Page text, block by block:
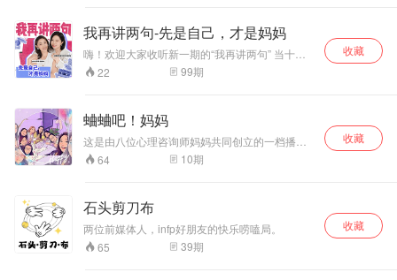
凶手也竟然是3个孩子啊！
——
03:29 这个世界原来真的有坏小孩！从未想过初中生的心思如此
缜密
05:10 荀子的性恶论体现
06:50 五六岁的小女孩推人致死
08:34 因为不想继续玩兔子，所以切掉兔子的四只脚脚
15:47 有些孩子的恶意是与生俱来的，后天的放纵是催化剂，助
我再讲两句-先是自己，才是妈妈
嗨！欢迎大家收听新一期的“我再讲两句” 当十年
老网红成了妈，我们的生活发生了什么天翻地覆
的变化？ 欢迎加入@粉红霏菲 和@精明败家女老
的互联网姐妹~ 怀孕9个月还有马甲线、产后60天
恢复产前身材的霏菲，和用过上千瓶护肤品、写
过上百篇购物指南的老杨，将在这里，和你聊减
肥/护肤，聊职场/成长，聊婚恋/家庭，聊妈妈身
份，也聊社会上大小新鲜事。 我再讲两句，希望
22 99期
收藏
蛐蛐吧！妈妈
这是由八位心理咨询师妈妈共同创立的一档播客
类节目。欢迎各位吃瓜群众，自我探索爱好者，
人间观察家们光临我们的蛐蛐茶话会。
64 10期
收藏
石头剪刀布
两位前媒体人，infp好朋友的快乐唠嗑局。
65
39期
收藏